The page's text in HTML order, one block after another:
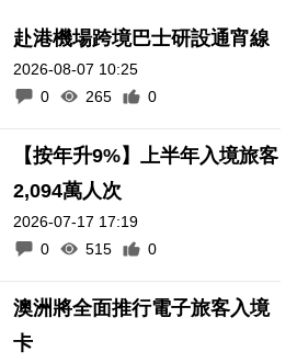
赴港機場跨境巴士研設通宵線
2026-08-07 10:25
0
265 0
【按年升9%】上半年入境旅客
2,094萬人次
2026-07-17 17:19
0
515 0
澳洲將全面推行電子旅客入境
卡